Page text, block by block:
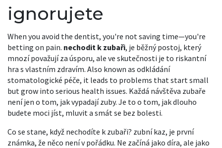
ignorujete
When you avoid the dentist, you're not saving time—you're
betting on pain. nechodit k zubaři, je běžný postoj, který
mnozí považují za úsporu, ale ve skutečnosti je to riskantní
hra s vlastním zdravím. Also known as odkládání
stomatologické péče, it leads to problems that start small
but grow into serious health issues. Každá návštěva zubaře
není jen o tom, jak vypadají zuby. Je to o tom, jak dlouho
budete moci jíst, mluvit a smát se bez bolesti.
Co se stane, když nechodíte k zubaři? zubní kaz, je první
známka, že něco není v pořádku. Ne začíná jako díra, ale jako